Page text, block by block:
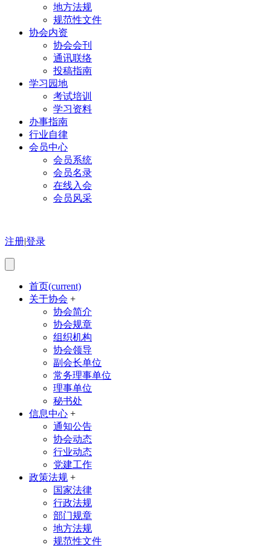
地方法规
规范性文件
协会内资
协会会刊
通讯联络
投稿指南
学习园地
考试培训
学习资料
办事指南
行业自律
会员中心
会员系统
会员名录
在线入会
会员风采
注册|登录
首页(current)
关于协会 +
协会简介
协会规章
组织机构
协会领导
副会长单位
常务理事单位
理事单位
秘书处
信息中心 +
通知公告
协会动态
行业动态
党建工作
政策法规 +
国家法律
行政法规
部门规章
地方法规
规范性文件